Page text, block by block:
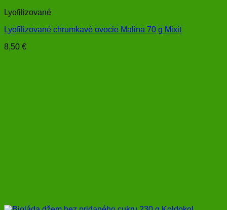
Lyofilizované
Lyofilizované chrumkavé ovocie Malina 70 g Mixit
8,50 €